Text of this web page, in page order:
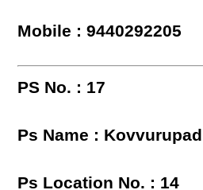
Mobile : 9440292205
PS No. : 17
Ps Name :
Ps Location No. : 14